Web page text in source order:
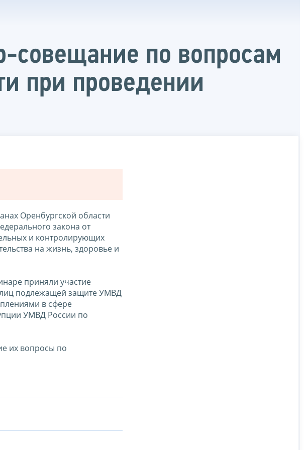
совещание по вопросам
при проведении
Оренбургской области
закона от
и контролирующих
на жизнь, здоровье и
приняли участие
лиц подлежащей защите УМВД
в сфере
УМВД России по
их вопросы по